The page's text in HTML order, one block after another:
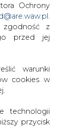
Ochrony
z
przed jej
warunki
cookies w
technologii
przycisk
EEZ, właściciel
wiatrowej
komputer
wieża, aparat
na zlecenie
w nich szkoły
jest Polska